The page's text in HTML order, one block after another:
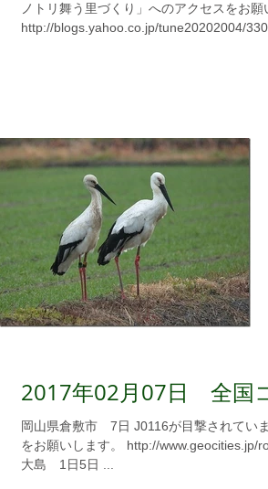
ノトリ舞う里づくり」へのアクセスをお願
http://blogs.yahoo.co.jp/tune20202004/
2017年02月07日 全国
岡山県倉敷市 7日 J0116が目撃されています。詳しくは、「甦れコウノトリ」へのアクセス
をお願いします。 http://www.geocities.jp/rosewoodrose97/J0116.170207.html 鹿児島県奄美
大島 1日5日 ...